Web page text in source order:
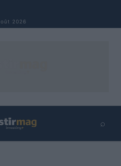
2026
⌕